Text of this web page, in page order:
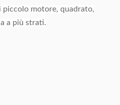
motore, quadrato,
a più strati.